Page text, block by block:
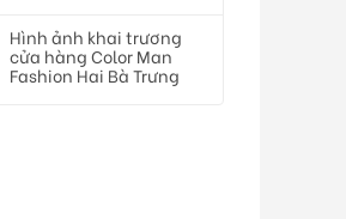
Hình ảnh khai trương
cửa hàng Color Man
Fashion Hai Bà Trưng